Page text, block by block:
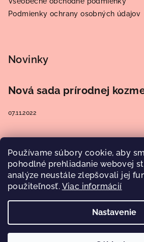
Používame súbory cookie, aby
pohodlné prehliadanie webovej
analýze neustále zlepšovali jej
použiteľnosť. Viac informácií
Nastavenie
Podmienky ochrany osobných údajov
Novinky
Nová sada prírodnej
07.11.2022
Prijímame online platby